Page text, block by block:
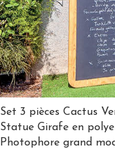
Set 3 pièces Cactus
Statue Girafe en
Photophore grand